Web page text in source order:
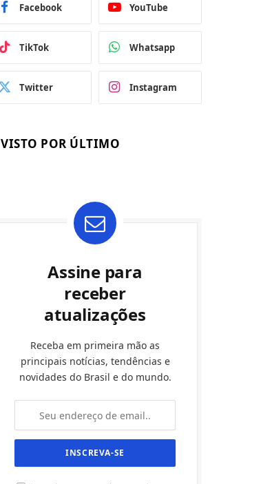
Facebook YouTube
TikTok Whatsapp
Twitter Instagram
VISTO POR ÚLTIMO
Assine para
receber
atualizações
Receba em primeira mão as
principais notícias, tendências e
novidades do Brasil e do mundo.